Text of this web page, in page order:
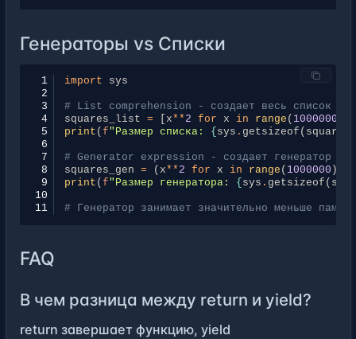
Генераторы vs Списки
1 import
sys
2
3
# List comprehension - создает весь список в
4
squares_list = x** 2 for x in range ( 1000000
5
print ( f"Размер списка: { sys . getsizeof (
6
7
# Generator expression - создает генератор
8
squares_gen = ( x** 2 for x in range ( 1000000 ))
9
print ( f"Размер генератора: { sys . getsizeof (
10
11
# Генератор занимает значительно меньше памяти
FAQ
В чем разница между return и yield?
return завершает функцию, yield